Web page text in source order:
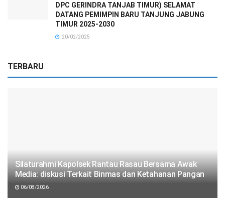
DPC GERINDRA TANJAB TIMUR) SELAMAT
DATANG PEMIMPIN BARU TANJUNG JABUNG
TIMUR 2025-2030
20/02/2025
TERBARU
Silaturahmi Kapolsek Rantau Rasau Bersama Awak
Media: diskusi Terkait Binmas dan Ketahanan Pangan
06/08/2026